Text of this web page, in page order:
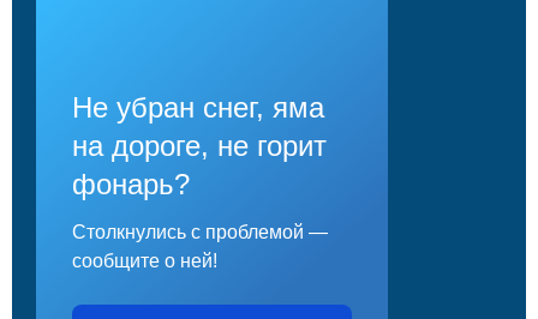
Не убран снег, яма
на дороге, не горит
фонарь?
Столкнулись с проблемой —
сообщите о ней!